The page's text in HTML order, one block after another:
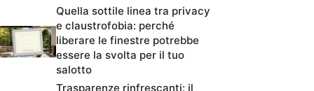
Quella sottile linea tra privacy
e claustrofobia: perché
liberare le finestre potrebbe
essere la svolta per il tuo
salotto
Trasparenze rinfrescanti: il